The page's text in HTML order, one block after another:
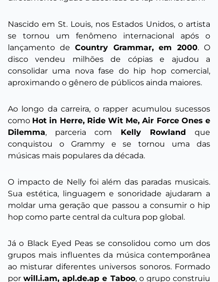
Nascido em St. Louis, nos Estados Unidos, o artista
se tornou um fenômeno internacional após o
lançamento de Country Grammar, em 2000. O
disco vendeu milhões de cópias e ajudou a
consolidar uma nova fase do hip hop comercial,
aproximando o gênero de públicos ainda maiores.
Ao longo da carreira, o rapper acumulou sucessos
como Hot in Herre, Ride Wit Me, Air Force Ones e
Dilemma, parceria com Kelly Rowlandque
conquistou o Grammy e se tornou uma das
músicas mais populares da década.
O impacto de Nelly foi além das paradas musicais.
Sua estética, linguagem e sonoridade ajudaram a
moldar uma geração que passou a consumir o hip
hop como parte central da cultura pop global.
Já o Black Eyed Peas se consolidou como um dos
grupos mais influentes da música contemporânea
ao misturar diferentes universos sonoros. Formado
porwill.i.am, apl.de.ap e Taboo, o grupo construiu